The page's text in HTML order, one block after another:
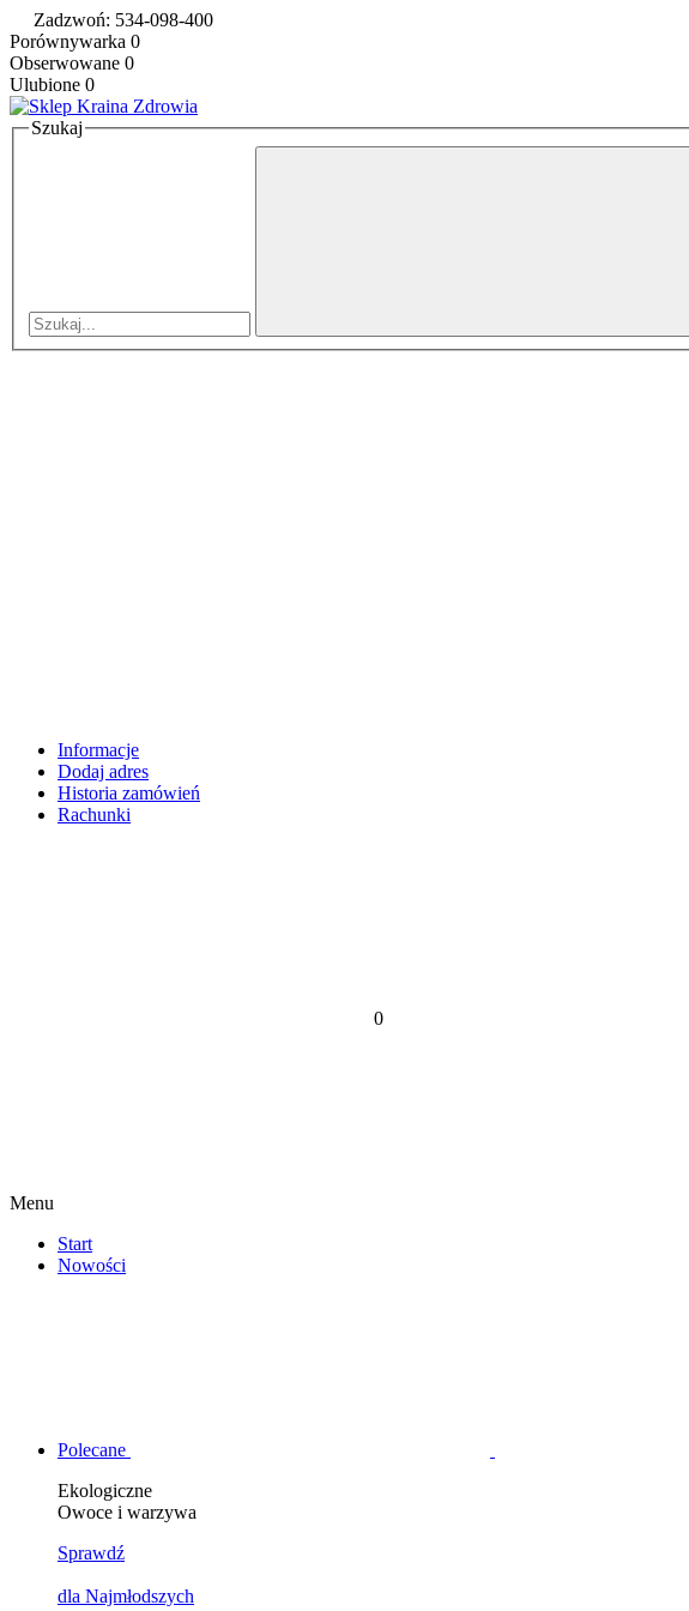
Zadzwoń: 534-098-400
Porównywarka 0
Obserwowane 0
Ulubione 0
Szukaj
Informacje
Dodaj adres
Historia zamówień
Rachunki
0
Menu
Start
Nowości
Polecane
Ekologiczne
Owoce i warzywa
Sprawdź
dla Najmłodszych